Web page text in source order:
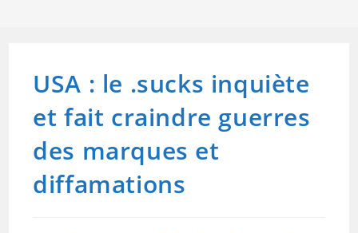
USA : le .sucks inquiète
et fait craindre guerres
des marques et
diffamations